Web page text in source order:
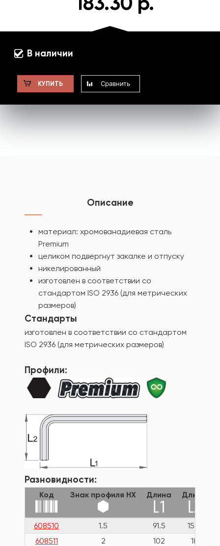
В наличии
КУПИТЬ Сравнить
Описание
материал: хромованадиевая сталь
Premium
целиком подвергнут закалке и отпуску
никелированный
изготовлен в соответствии со
стандартом ISO 2936 (для метрических
размеров)
Стандарты
изготовлен в соответствии со стандартом
ISO 2936 (для метрических размеров)
Профили:
Разновидности:
Код Знак профиля HX Длина Длина
608510 1.5 91.5
15.5
608511
2 102
18